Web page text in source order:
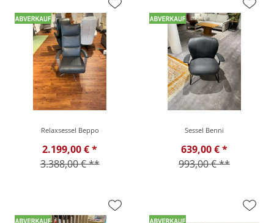
Relaxsessel Beppo
2.199,00 € *
3.388,00 € **
Sessel Benni
639,00 € *
993,00 € **